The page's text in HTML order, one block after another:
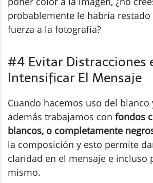
probablemente le habría
fuerza a la fotografía?
#4 Evitar Distracciones
Intensificar El Mensaje
Cuando hacemos uso del blanco
además trabajamos con fondos
blancos, o completamente
la composición y esto permite
claridad en el mensaje e incluso
mismo.